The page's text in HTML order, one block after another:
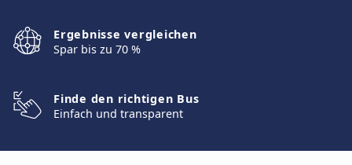
Ergebnisse vergleichen
Spar bis zu 70 %
Finde den richtigen Bus
Einfach und transparent